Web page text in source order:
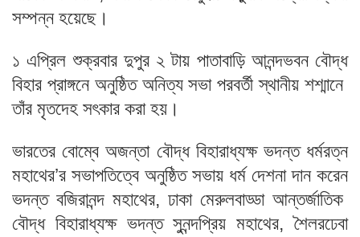
সম্পন্ন হয়েছে।
১ এপ্রিল শুক্রবার দুপুর ২ টায় পাতাবাড়ি আনন্দভবন বৌদ্ধ
বিহার প্রাঙ্গনে অনুষ্ঠিত অনিত্য সভা পরবর্তী স্থানীয় শশ্মানে
তাঁর মৃতদেহ সৎকার করা হয়।
ভারতের বোম্বে অজন্তা বৌদ্ধ বিহারাধ্যক্ষ ভদন্ত ধর্মরত্ন
মহাথের’র সভাপতিত্বে অনুষ্ঠিত সভায় ধর্ম দেশনা দান করেন
ভদন্ত বজিরানন্দ মহাথের, ঢাকা মেরুলবাড্ডা আন্তর্জাতিক
বৌদ্ধ বিহারাধ্যক্ষ ভদন্ত সুনন্দপ্রিয় মহাথের, শৈলরঢেবা